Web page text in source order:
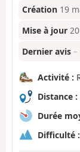
Création 19
Mise à jour
Dernier avis –
Activité :
Distance :
Durée
Difficulté :